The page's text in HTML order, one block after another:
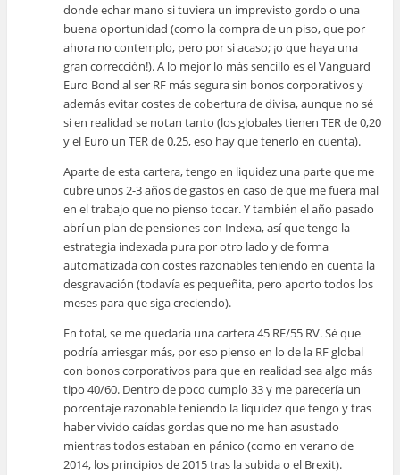
donde echar mano si tuviera un imprevisto gordo o una
buena oportunidad (como la compra de un piso, que por
ahora no contemplo, pero por si acaso; ¡o que haya una
gran corrección!). A lo mejor lo más sencillo es el Vanguard
Euro Bond al ser RF más segura sin bonos corporativos y
además evitar costes de cobertura de divisa, aunque no sé
si en realidad se notan tanto (los globales tienen TER de 0,20
y el Euro un TER de 0,25, eso hay que tenerlo en cuenta).
Aparte de esta cartera, tengo en liquidez una parte que me
cubre unos 2-3 años de gastos en caso de que me fuera mal
en el trabajo que no pienso tocar. Y también el año pasado
abrí un plan de pensiones con Indexa, así que tengo la
estrategia indexada pura por otro lado y de forma
automatizada con costes razonables teniendo en cuenta la
desgravación (todavía es pequeñita, pero aporto todos los
meses para que siga creciendo).
En total, se me quedaría una cartera 45 RF/55 RV. Sé que
podría arriesgar más, por eso pienso en lo de la RF global
con bonos corporativos para que en realidad sea algo más
tipo 40/60. Dentro de poco cumplo 33 y me parecería un
porcentaje razonable teniendo la liquidez que tengo y tras
haber vivido caídas gordas que no me han asustado
mientras todos estaban en pánico (como en verano de
2014, los principios de 2015 tras la subida o el Brexit).